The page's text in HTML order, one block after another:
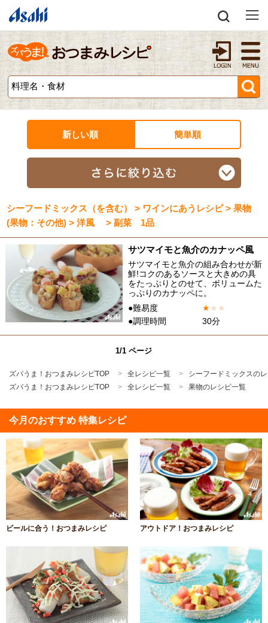
新しい順 簡単順
シーフードミックス（を含む） > ワインにあうレシピ > 果物
(果物：その他) > 洋風 > 副菜 1品
サツマイモと魚介のカナッペ風
サツマイモと魚介の組み合わせが新
鮮!コクのあるソースと大きめの具
をたっぷりとのせて、ボリュームた
っぷりのカナッペに。
●難易度
★★ ★
●調理時間
30分
1/1 ページ
ズバうま！おつまみレシピTOP 全レシピ一覧
シーフードミックスの
ズバうま！おつまみレシピTOP
全レシピ一覧 果物のレシピ一覧
今月のおすすめ 特集レシピ
ビールに合う！おつまみレシピ アウトドア！おつまみレシピ